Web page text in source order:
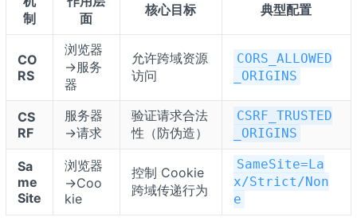
制
面
核心目标 典型配置
CO
RS
浏览器
→服务
器
允许跨域资源
访问
CORS_ALLOWED
_ORIGINS
CS
RF
服务器
→请求
验证请求合法
性（防伪造）
CSRF_TRUSTED
_ORIGINS
Sa
me
Site
浏览器
→Coo
kie
控制 Cookie
跨域传递行为
SameSite=La
x/Strict/Non
e